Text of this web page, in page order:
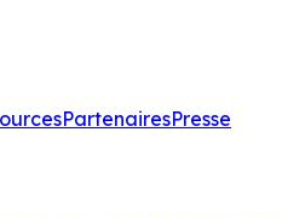
PartenairesPresse